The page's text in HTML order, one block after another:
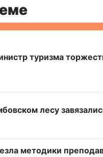
туризма
лесу
методики